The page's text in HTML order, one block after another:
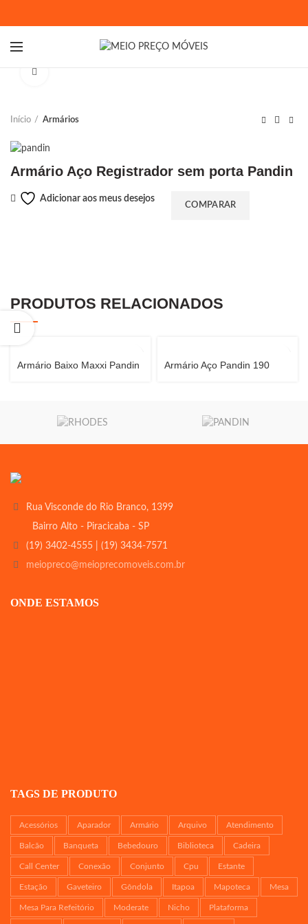
Início Armários
Armário Aço Registrador sem porta Pandin
Adicionar aos meus desejos
COMPARAR
PRODUTOS RELACIONADOS
Armário Baixo Maxxi Pandin Armário Aço Pandin 190
Rua Visconde do Rio Branco, 1399
Bairro Alto - Piracicaba - SP
(19) 3402-4555 | (19) 3434-7571
meiopreco@meioprecomoveis.com.br
ONDE ESTAMOS
TAGS DE PRODUTO
Acessórios Aparador Armário Arquivo Atendimento
Balcão Banqueta Bebedouro Biblioteca Cadeira
Call Center Conexão Conjunto Cpu Estante
Estação Gaveteiro Gôndola Itapoa Mapoteca Mesa
Mesa Para Refeitório Moderate Nicho Plataforma